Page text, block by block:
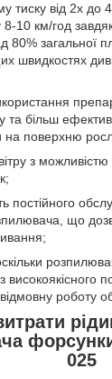
тиску від 2х до
8-10 км/год
80% загальної
швидкостях
та більш
на поверхню
з
постійного
що
високоякісного
роботу
025